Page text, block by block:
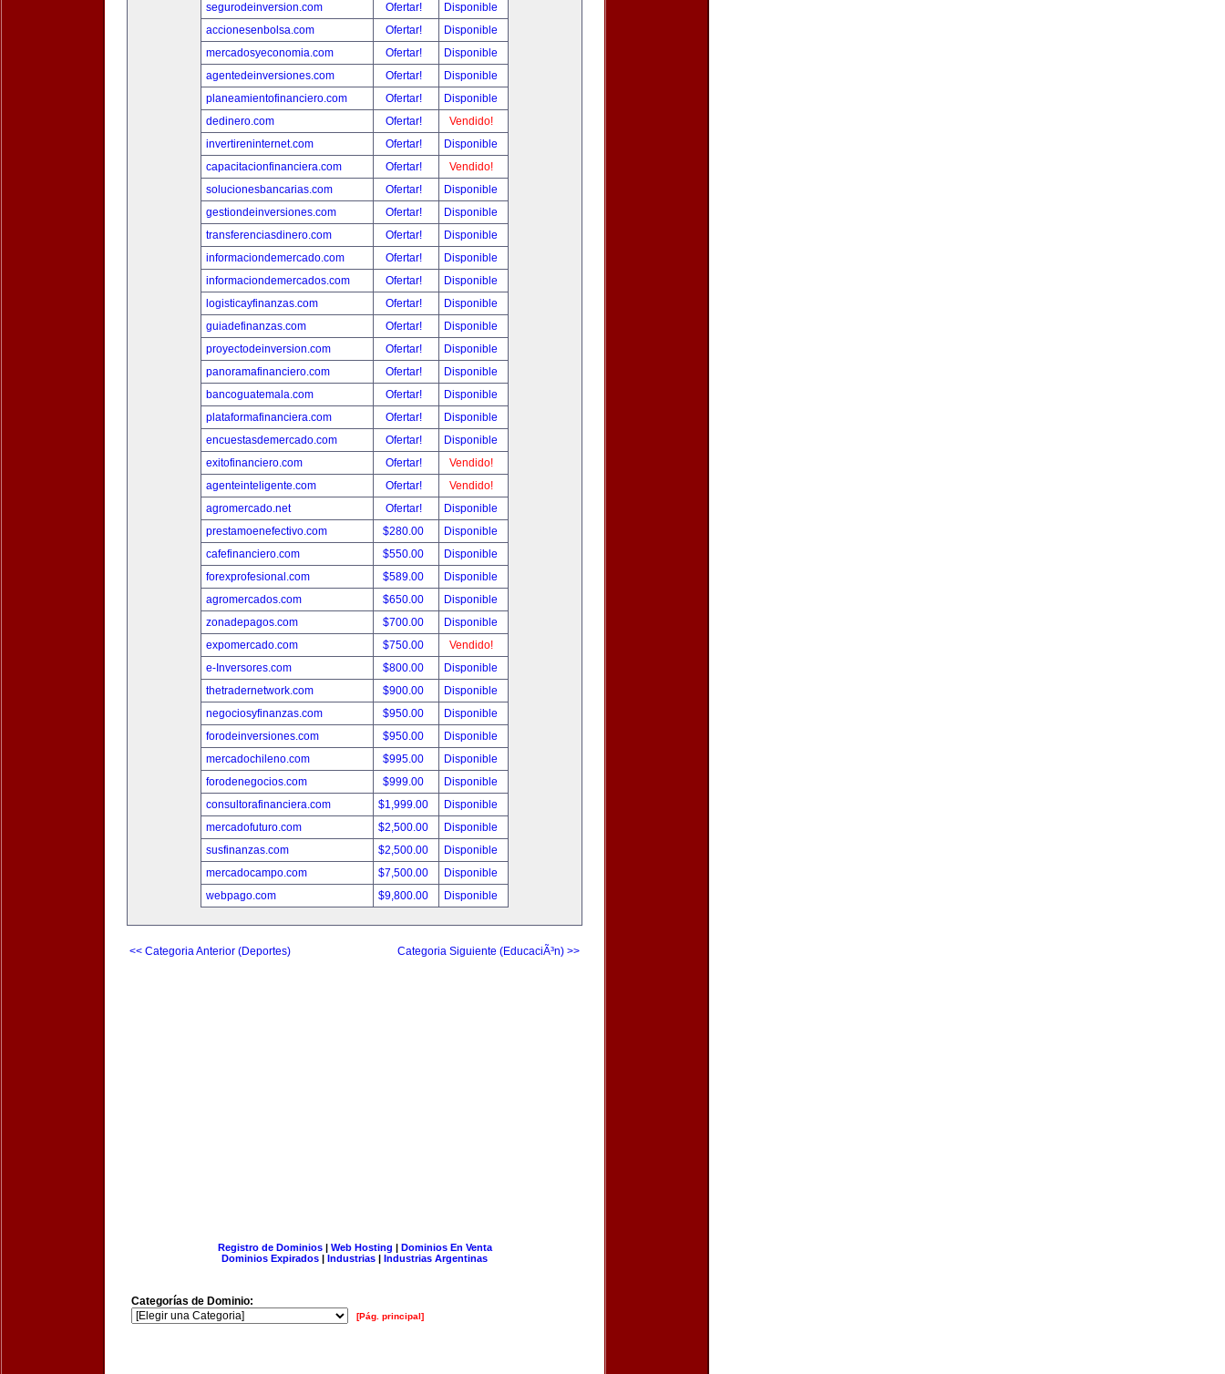
segurodeinversion.com
Ofertar!
Disponible
accionesenbolsa.com
Ofertar!
Disponible
mercadosyeconomia.com
Ofertar!
Disponible
agentedeinversiones.com
Ofertar!
Disponible
planeamientofinanciero.com
Ofertar!
Disponible
dedinero.com
Ofertar!
Vendido!
invertireninternet.com
Ofertar!
Disponible
capacitacionfinanciera.com
Ofertar!
Vendido!
solucionesbancarias.com
Ofertar!
Disponible
gestiondeinversiones.com
Ofertar!
Disponible
transferenciasdinero.com
Ofertar!
Disponible
informaciondemercado.com
Ofertar!
Disponible
informaciondemercados.com
Ofertar!
Disponible
logisticayfinanzas.com
Ofertar!
Disponible
guiadefinanzas.com
Ofertar!
Disponible
proyectodeinversion.com
Ofertar!
Disponible
panoramafinanciero.com
Ofertar!
Disponible
bancoguatemala.com
Ofertar!
Disponible
plataformafinanciera.com
Ofertar!
Disponible
encuestasdemercado.com
Ofertar!
Disponible
exitofinanciero.com
Ofertar!
Vendido!
agenteinteligente.com
Ofertar!
Vendido!
agromercado.net
Ofertar!
Disponible
prestamoenefectivo.com
$280.00
Disponible
cafefinanciero.com
$550.00
Disponible
forexprofesional.com
$589.00
Disponible
agromercados.com
$650.00
Disponible
zonadepagos.com
$700.00
Disponible
expomercado.com
$750.00
Vendido!
e-Inversores.com
$800.00
Disponible
thetradernetwork.com
$900.00
Disponible
negociosyfinanzas.com
$950.00
Disponible
forodeinversiones.com
$950.00
Disponible
mercadochileno.com
$995.00
Disponible
forodenegocios.com
$999.00
Disponible
consultorafinanciera.com
$1,999.00
Disponible
mercadofuturo.com
$2,500.00
Disponible
susfinanzas.com
$2,500.00
Disponible
mercadocampo.com
$7,500.00
Disponible
webpago.com
$9,800.00 Disponible
<< Categoria Anterior (Deportes) Categoria Siguiente (EducaciÃ³n) >>
Registro de Dominios| Web Hosting | Dominios En Venta
Dominios Expirados | Industrias | Industrias Argentinas
Categorías de Dominio:
[Pág. principal]